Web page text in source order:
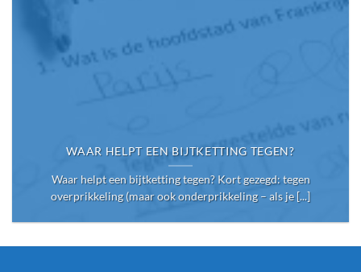
WAAR HELPT EEN BIJTKETTING TEGEN?
Waar helpt een bijtketting tegen? Kort gezegd: tegen
overprikkeling (maar ook onderprikkeling – als je [...]